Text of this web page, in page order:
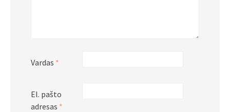
Vardas *
El. pašto
adresas *